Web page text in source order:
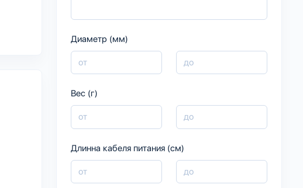
Диаметр (мм)
Вес (г)
Длинна кабеля питания (см)